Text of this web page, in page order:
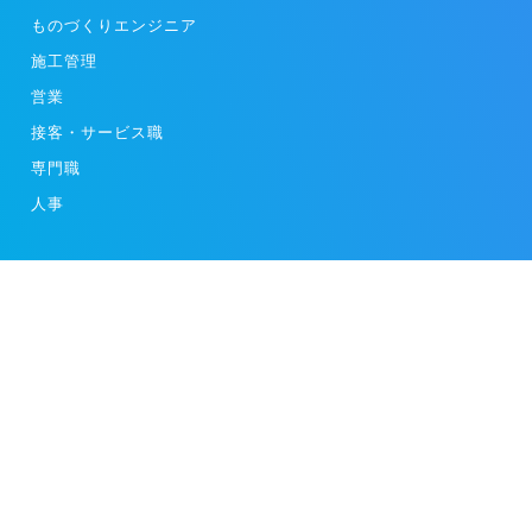
ものづくりエンジニア
施工管理
営業
接客・サービス職
専門職
人事